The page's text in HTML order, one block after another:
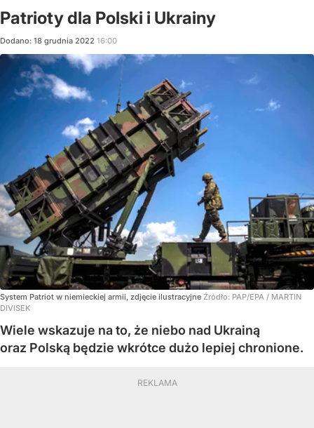
Patrioty dla Polski i Ukrainy
Dodano: 18 grudnia 2022 16:00
System Patriot w niemieckiej armii, zdjęcie ilustracyjne Źródło: PAP/EPA / MARTIN
DIVISEK
Wiele wskazuje na to, że niebo nad Ukrainą
oraz Polską będzie wkrótce dużo lepiej chronione.